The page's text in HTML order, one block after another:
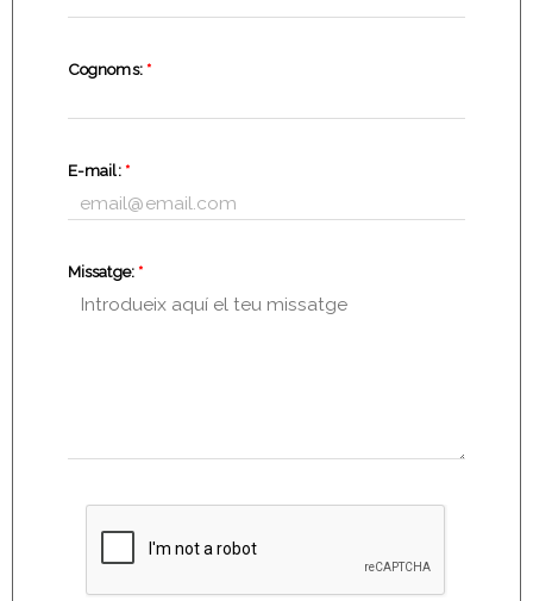
Cognoms: *
E-mail: *
Missatge: *